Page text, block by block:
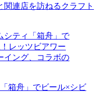
連店を訪ねるクラフト
箱舟」でビール×シビ